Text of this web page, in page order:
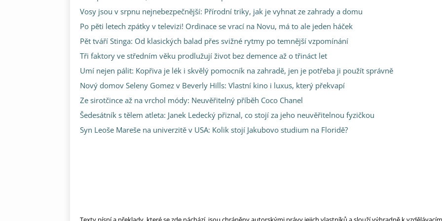
Vosy jsou v srpnu nejnebezpečnější: Přírodní triky, jak je vyhnat ze zahrady a domu
Po pěti letech zpátky v televizi! Ordinace se vrací na Novu, má to ale jeden háček
Pět tváří Stinga: Od klasických balad přes svižné rytmy po temnější vzpomínání
Tři faktory ve středním věku prodlužují život bez demence až o třináct let
Umí nejen pálit: Kopřiva je lék i skvělý pomocník na zahradě, jen je potřeba ji použít správně
Nový domov Seleny Gomez v Beverly Hills: Vlastní kino i luxus, který překvapí
Ze sirotčince až na vrchol módy: Neuvěřitelný příběh Coco Chanel
Šedesátník s tělem atleta: Janek Ledecký přiznal, co stojí za jeho neuvěřitelnou fyzičkou
Syn Leoše Mareše na univerzitě v USA: Kolik stojí Jakubovo studium na Floridě?